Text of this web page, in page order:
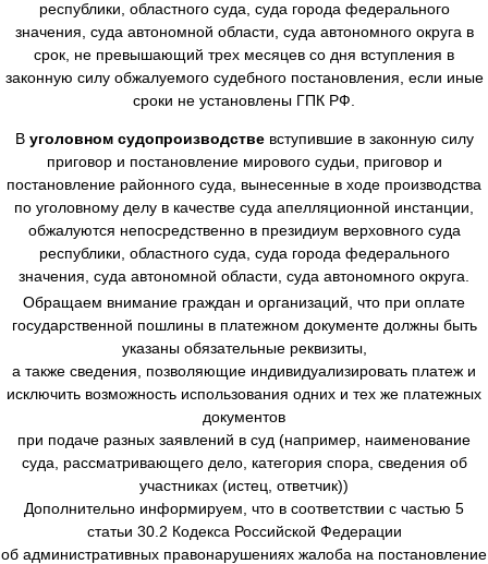
республики, областного суда, суда города федерального
значения, суда автономной области, суда автономного округа в
срок, не превышающий трех месяцев со дня вступления в
законную силу обжалуемого судебного постановления, если иные
сроки не установлены ГПК РФ.
В уголовном судопроизводствевступившие в законную силу
приговор и постановление мирового судьи, приговор и
постановление районного суда, вынесенные в ходе производства
по уголовному делу в качестве суда апелляционной инстанции,
обжалуются непосредственно в президиум верховного суда
республики, областного суда, суда города федерального
значения, суда автономной области, суда автономного округа.
Обращаем внимание граждан и организаций, что при оплате
государственной пошлины в платежном документе должны быть
указаны обязательные реквизиты,
а также сведения, позволяющие индивидуализировать платеж и
исключить возможность использования одних и тех же платежных
документов
при подаче разных заявлений в суд (например, наименование
суда, рассматривающего дело, категория спора, сведения об
участниках (истец, ответчик))
Дополнительно информируем, что в соответствии с частью 5
статьи 30.2 Кодекса Российской Федерации
об административных правонарушениях жалоба на постановление